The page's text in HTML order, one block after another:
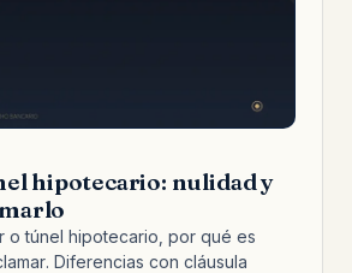
hipotecario: nulidad y
o túnel hipotecario, por qué es
Diferencias con cláusula